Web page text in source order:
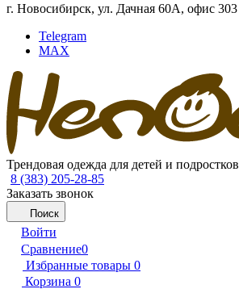
г. Новосибирск, ул. Дачная 60А, офис 303
Telegram
MAX
Трендовая одежда для детей и подростков
8 (383) 205-28-85
Заказать звонок
Поиск
Войти
Сравнение0
Избранные товары 0
Корзина 0